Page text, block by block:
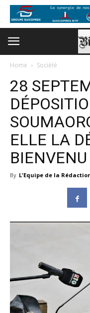
Home Société
28
ELLE LA
BIENVENU
By L'Equipe de la